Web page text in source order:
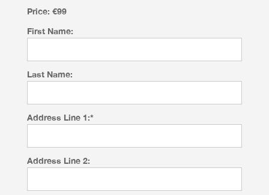
Price: €99
First Name:
Last Name:
Address Line 1:*
Address Line 2: